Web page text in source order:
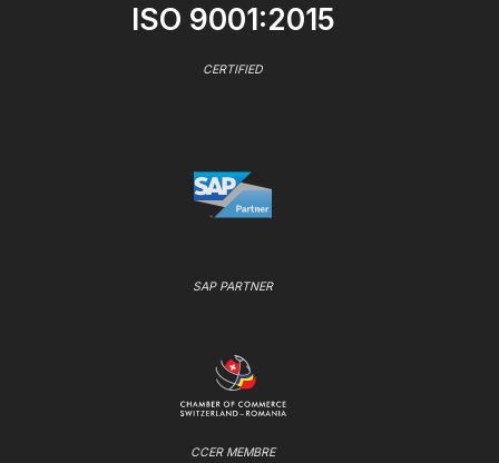
ISO 9001:2015
CERTIFIED
SAP PARTNER
CCER MEMBRE